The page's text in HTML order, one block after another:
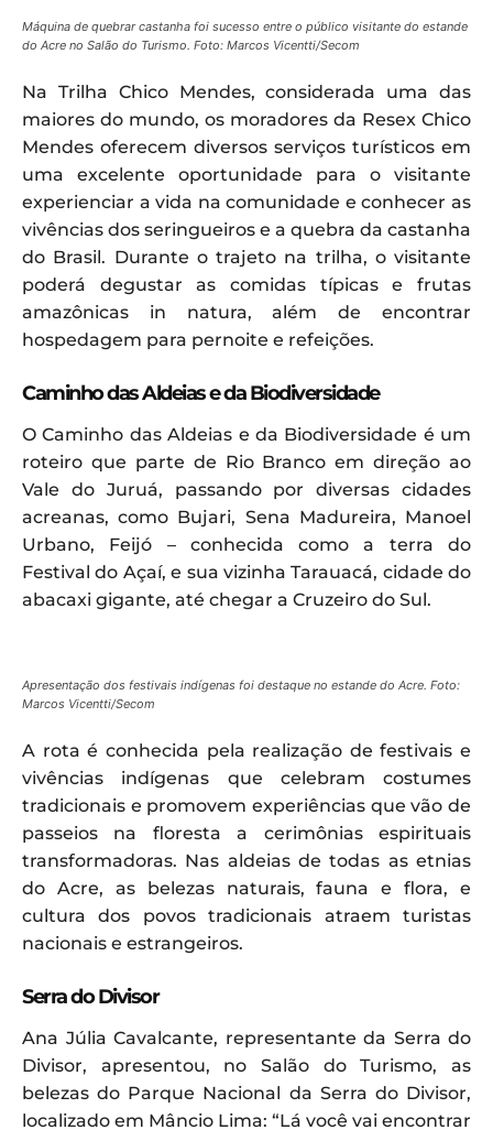
Máquina de quebrar castanha foi sucesso entre o público visitante do estande
do Acre no Salão do Turismo. Foto: Marcos Vicentti/Secom
Na Trilha Chico Mendes, considerada uma das
maiores do mundo, os moradores da Resex Chico
Mendes oferecem diversos serviços turísticos em
uma excelente oportunidade para o visitante
experienciar a vida na comunidade e conhecer as
vivências dos seringueiros e a quebra da castanha
do Brasil. Durante o trajeto na trilha, o visitante
poderá degustar as comidas típicas e frutas
amazônicas in natura, além de encontrar
hospedagem para pernoite e refeições.
Caminho das Aldeias e da Biodiversidade
O Caminho das Aldeias e da Biodiversidade é um
roteiro que parte de Rio Branco em direção ao
Vale do Juruá, passando por diversas cidades
acreanas, como Bujari, Sena Madureira, Manoel
Urbano, Feijó – conhecida como a terra do
Festival do Açaí, e sua vizinha Tarauacá, cidade do
abacaxi gigante, até chegar a Cruzeiro do Sul.
Apresentação dos festivais indígenas foi destaque no estande do Acre. Foto:
Marcos Vicentti/Secom
A rota é conhecida pela realização de festivais e
vivências indígenas que celebram costumes
tradicionais e promovem experiências que vão de
passeios na floresta a cerimônias espirituais
transformadoras. Nas aldeias de todas as etnias
do Acre, as belezas naturais, fauna e flora, e
cultura dos povos tradicionais atraem turistas
nacionais e estrangeiros.
Serra do Divisor
Ana Júlia Cavalcante, representante da Serra do
Divisor, apresentou, no Salão do Turismo, as
belezas do Parque Nacional da Serra do Divisor,
localizado em Mâncio Lima: “Lá você vai encontrar